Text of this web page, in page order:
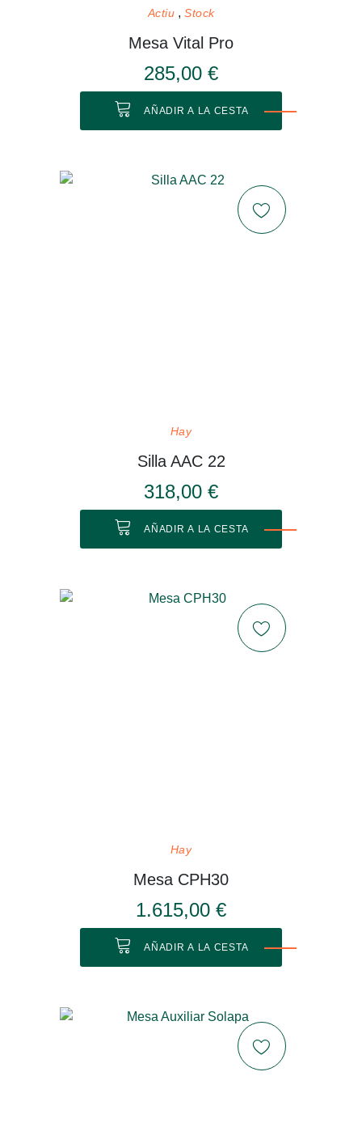
Actiu Stock
Mesa Vital Pro
285,00 €
AÑADIR A LA CESTA
Hay
Silla AAC 22
318,00 €
AÑADIR A LA CESTA
Hay
Mesa CPH30
1.615,00 €
AÑADIR A LA CESTA